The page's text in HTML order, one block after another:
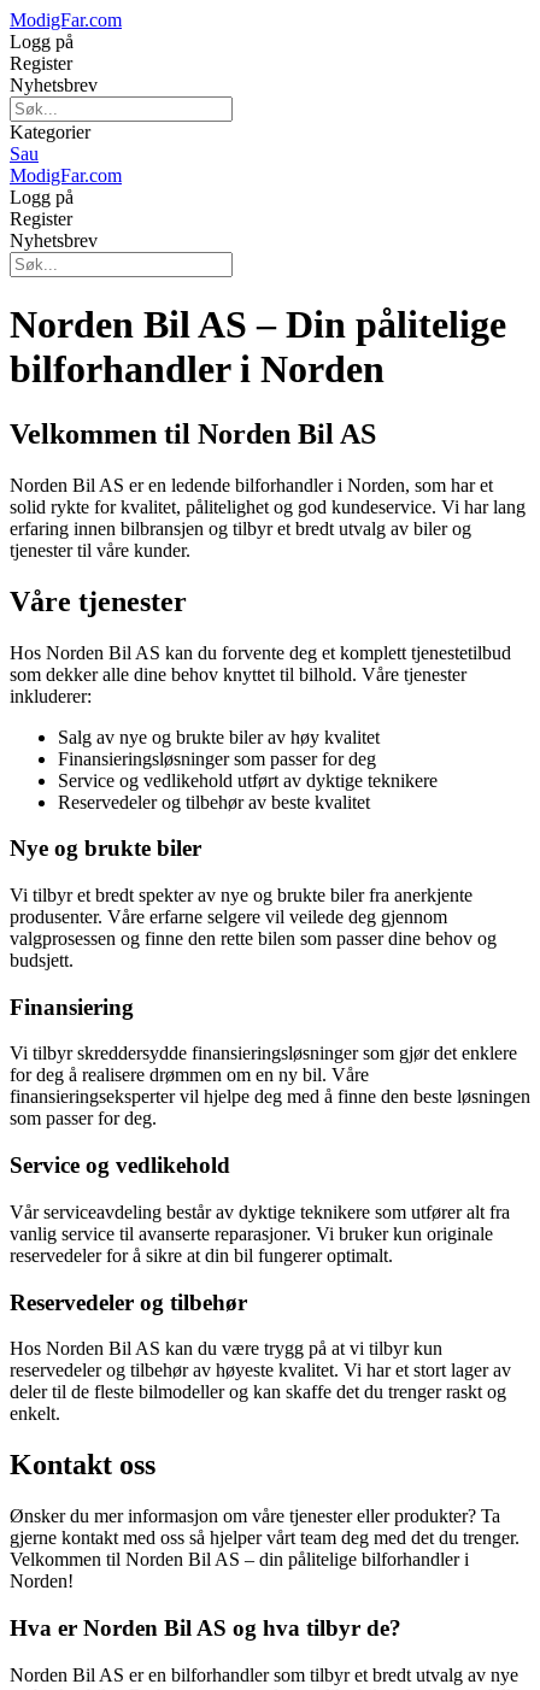
ModigFar.com
Logg på
Register
Nyhetsbrev
Kategorier
Sau
ModigFar.com
Logg på
Register
Nyhetsbrev
Norden Bil AS – Din pålitelige
bilforhandler i Norden
Velkommen til Norden Bil AS
Norden Bil AS er en ledende bilforhandler i Norden, som har et
solid rykte for kvalitet, pålitelighet og god kundeservice. Vi har lang
erfaring innen bilbransjen og tilbyr et bredt utvalg av biler og
tjenester til våre kunder.
Våre tjenester
Hos Norden Bil AS kan du forvente deg et komplett tjenestetilbud
som dekker alle dine behov knyttet til bilhold. Våre tjenester
inkluderer:
Salg av nye og brukte biler av høy kvalitet
Finansieringsløsninger som passer for deg
Service og vedlikehold utført av dyktige teknikere
Reservedeler og tilbehør av beste kvalitet
Nye og brukte biler
Vi tilbyr et bredt spekter av nye og brukte biler fra anerkjente
produsenter. Våre erfarne selgere vil veilede deg gjennom
valgprosessen og finne den rette bilen som passer dine behov og
budsjett.
Finansiering
Vi tilbyr skreddersydde finansieringsløsninger som gjør det enklere
for deg å realisere drømmen om en ny bil. Våre
finansieringseksperter vil hjelpe deg med å finne den beste løsningen
som passer for deg.
Service og vedlikehold
Vår serviceavdeling består av dyktige teknikere som utfører alt fra
vanlig service til avanserte reparasjoner. Vi bruker kun originale
reservedeler for å sikre at din bil fungerer optimalt.
Reservedeler og tilbehør
Hos Norden Bil AS kan du være trygg på at vi tilbyr kun
reservedeler og tilbehør av høyeste kvalitet. Vi har et stort lager av
deler til de fleste bilmodeller og kan skaffe det du trenger raskt og
enkelt.
Kontakt oss
Ønsker du mer informasjon om våre tjenester eller produkter? Ta
gjerne kontakt med oss så hjelper vårt team deg med det du trenger.
Velkommen til Norden Bil AS – din pålitelige bilforhandler i
Norden!
Hva er Norden Bil AS og hva tilbyr de?
Norden Bil AS er en bilforhandler som tilbyr et bredt utvalg av nye